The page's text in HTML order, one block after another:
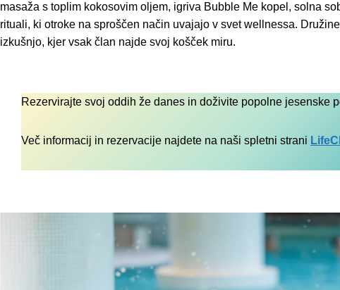
masaža s toplim kokosovim oljem, igriva Bubble Me kopel, solna
rituali, ki otroke na sproščen način uvajajo v svet wellnessa.
izkušnjo, kjer vsak član najde svoj košček miru.
Rezervirajte svoj oddih že danes in doživite popolne jesenske
Več informacij in rezervacije najdete na naši spletni strani